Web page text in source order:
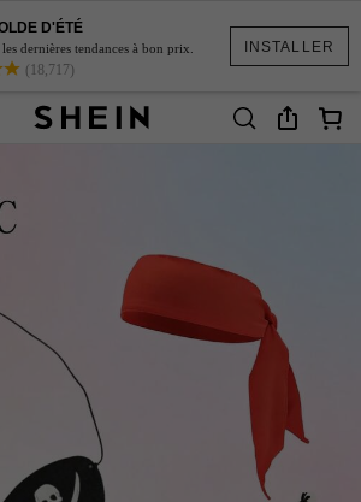
INSTALLER
D'ÉTÉ
dernières tendances à bon prix.
(18,717)